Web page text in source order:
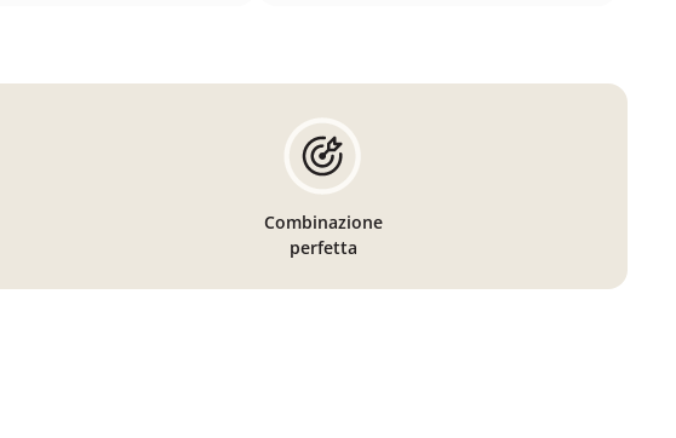
Combinazione
perfetta